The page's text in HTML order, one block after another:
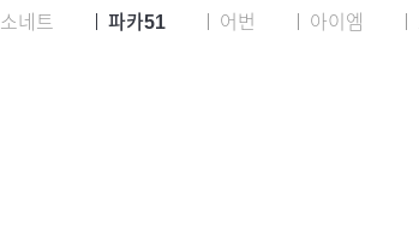
소네트 파카51 어번 아이엠